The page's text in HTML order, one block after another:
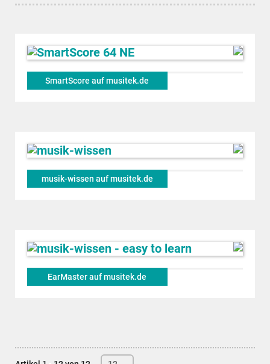
SmartScore auf musitek.de
musik-wissen auf musitek.de
EarMaster auf musitek.de